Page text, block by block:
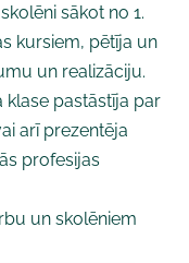
sākot no 1.
kursiem, pētīja un
un realizāciju.
klase pastāstīja par
arī prezentēja
profesijas
un skolēniem